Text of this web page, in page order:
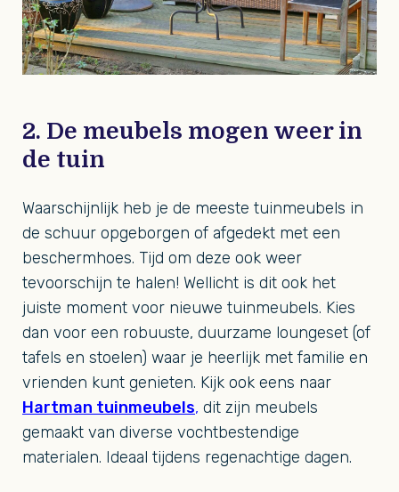
2. De meubels mogen weer in
de tuin
Waarschijnlijk heb je de meeste tuinmeubels in
de schuur opgeborgen of afgedekt met een
beschermhoes. Tijd om deze ook weer
tevoorschijn te halen! Wellicht is dit ook het
juiste moment voor nieuwe tuinmeubels. Kies
dan voor een robuuste, duurzame loungeset (of
tafels en stoelen) waar je heerlijk met familie en
vrienden kunt genieten. Kijk ook eens naar
Hartman tuinmeubels, dit zijn meubels
gemaakt van diverse vochtbestendige
materialen. Ideaal tijdens regenachtige dagen.